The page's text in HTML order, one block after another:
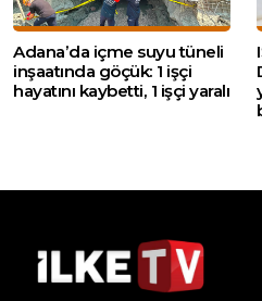
Adana’da içme suyu tüneli
inşaatında göçük: 1 işçi
hayatını kaybetti, 1 işçi yaralı